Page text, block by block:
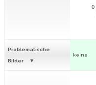
0
Problematische
Bilder
keine